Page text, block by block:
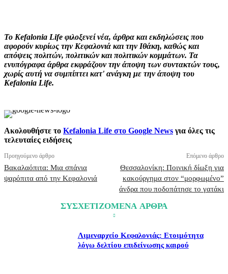
Το Kefalonia Life φιλοξενεί νέα, άρθρα και εκδηλώσεις που
αφορούν κυρίως την Κεφαλονιά και την Ιθάκη, καθώς και
απόψεις πολιτών, πολιτικών και πολιτικών κομμάτων. Τα
ενυπόγραφα άρθρα εκφράζουν την άποψη των συντακτών τους,
χωρίς αυτή να συμπίπτει κατ' ανάγκη με την άποψη του
Kefalonia Life.
Ακολουθήστε το Kefalonia Life στο Google News για όλες τις
τελευταίες ειδήσεις
Προηγούμενο άρθρο
Βακαλαόπιτα: Μια σπάνια
ψαρόπιτα από την Κεφαλονιά
Επόμενο άρθρο
Θεσσαλονίκη: Ποινική δίωξη για
κακούργημα στον “μορφωμένο”
άνδρα που ποδοπάτησε το γατάκι
ΣΥΣΧΕΤΙΖΟΜΕΝΑ ΑΡΘΡΑ
Λιμεναρχείο Κεφαλονιάς: Ετοιμότητα
λόγω δελτίου επιδείνωσης καιρού